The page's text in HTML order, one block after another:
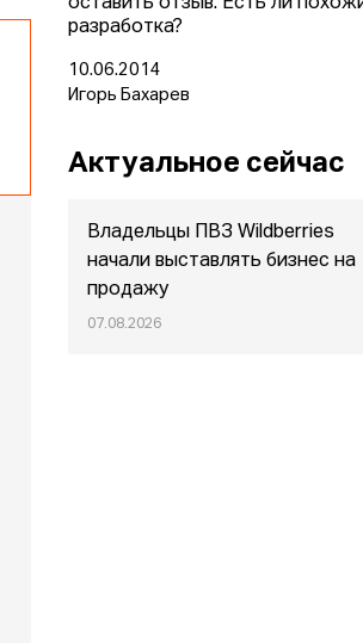
разработка?
10.06.2014
Игорь Бахарев
Актуальное сейчас
Владельцы ПВЗ Wildberries
начали выставлять бизнес на
продажу
07.08.2026